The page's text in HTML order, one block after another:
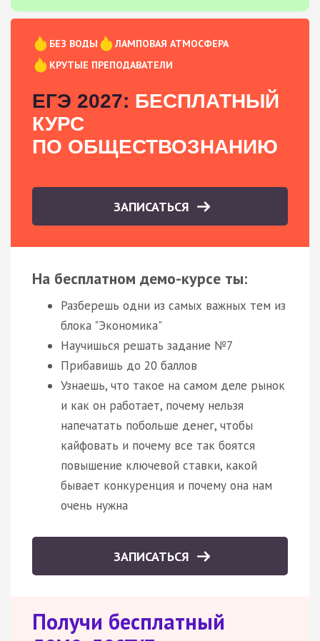
БЕЗ ВОДЫ
ЛАМПОВАЯ АТМОСФЕРА
КРУТЫЕ ПРЕПОДАВАТЕЛИ
ЕГЭ 2027: БЕСПЛАТНЫЙ
КУРС
ПО ОБЩЕСТВОЗНАНИЮ
ЗАПИСАТЬСЯ
На бесплатном демо-курсе ты:
Разберешь одни из самых важных тем из
блока "Экономика"
Научишься решать задание №7
Прибавишь до 20 баллов
Узнаешь, что такое на самом деле рынок
и как он работает, почему нельзя
напечатать побольше денег, чтобы
кайфовать и почему все так боятся
повышение ключевой ставки, какой
бывает конкуренция и почему она нам
очень нужна
ЗАПИСАТЬСЯ
Получи бесплатный